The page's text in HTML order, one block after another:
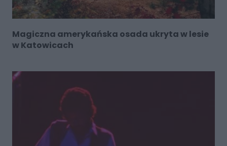
Magiczna amerykańska osada ukryta w lesie
w Katowicach